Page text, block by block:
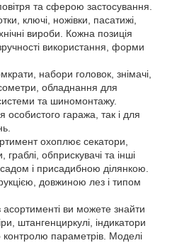
та сферою застосування.
ключі, ножівки, пасатижі,
вироби. Кожна позиція
використання, форми
набори головок, знімачі,
обладнання для
та шиномонтажу.
особистого гаража, так і для
охоплює секатори,
обприскувачі та інші
і присадибною ділянкою.
довжиною лез і типом
ви можете знайти
штангенциркулі, індикатори
контролю параметрів. Моделі